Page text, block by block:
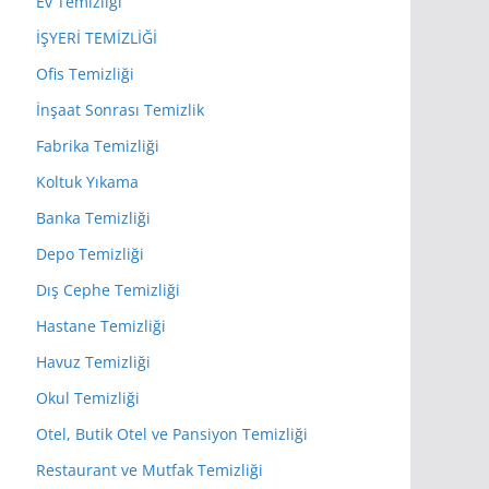
İŞYERİ TEMİZLİĞİ
Ofis Temizliği
İnşaat Sonrası Temizlik
Fabrika Temizliği
Koltuk Yıkama
Banka Temizliği
Depo Temizliği
Dış Cephe Temizliği
Hastane Temizliği
Havuz Temizliği
Okul Temizliği
Otel, Butik Otel ve Pansiyon Temizliği
Restaurant ve Mutfak Temizliği